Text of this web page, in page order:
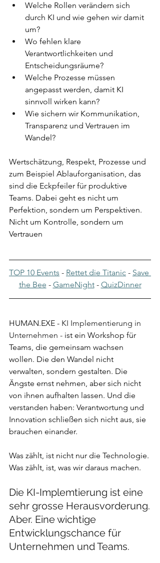
Welche Rollen verändern sich
durch KI und wie gehen wir damit
um?
Wo fehlen klare
Verantwortlichkeiten und
Entscheidungsräume?
Welche Prozesse müssen
angepasst werden, damit KI
sinnvoll wirken kann?
Wie sichern wir Kommunikation,
Transparenz und Vertrauen im
Wandel?
Wertschätzung, Respekt, Prozesse und
zum Beispiel Ablauforganisation, das
sind die Eckpfeiler für produktive
Teams. Dabei geht es nicht um
Perfektion, sondern um Perspektiven.
Nicht um Kontrolle, sondern um
Vertrauen
TOP 10 Events - Rettet die Titanic - Save
the Bee - GameNight - QuizDinner
HUMAN.EXE - KI Implementierung in
Unternehmen - ist ein Workshop für
Teams, die gemeinsam wachsen
wollen. Die den Wandel nicht
verwalten, sondern gestalten. Die
Ängste ernst nehmen, aber sich nicht
von ihnen aufhalten lassen. Und die
verstanden haben: Verantwortung und
Innovation schließen sich nicht aus, sie
brauchen einander.
Was zählt, ist nicht nur die Technologie.
Was zählt, ist, was wir daraus machen.
Die KI-Implemtierung ist eine
sehr grosse Herausvorderung.
Aber. Eine wichtige
Entwicklungschance für
Unternehmen und Teams.